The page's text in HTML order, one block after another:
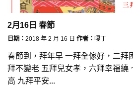
2月16日 春節
日期： 2018 年 2 月 16 日 作者： 嘎丁
春節到，拜年早 一拜全傢好，二拜
拜不變老 五拜兒女孝，六拜幸福繞
高 九拜平安...